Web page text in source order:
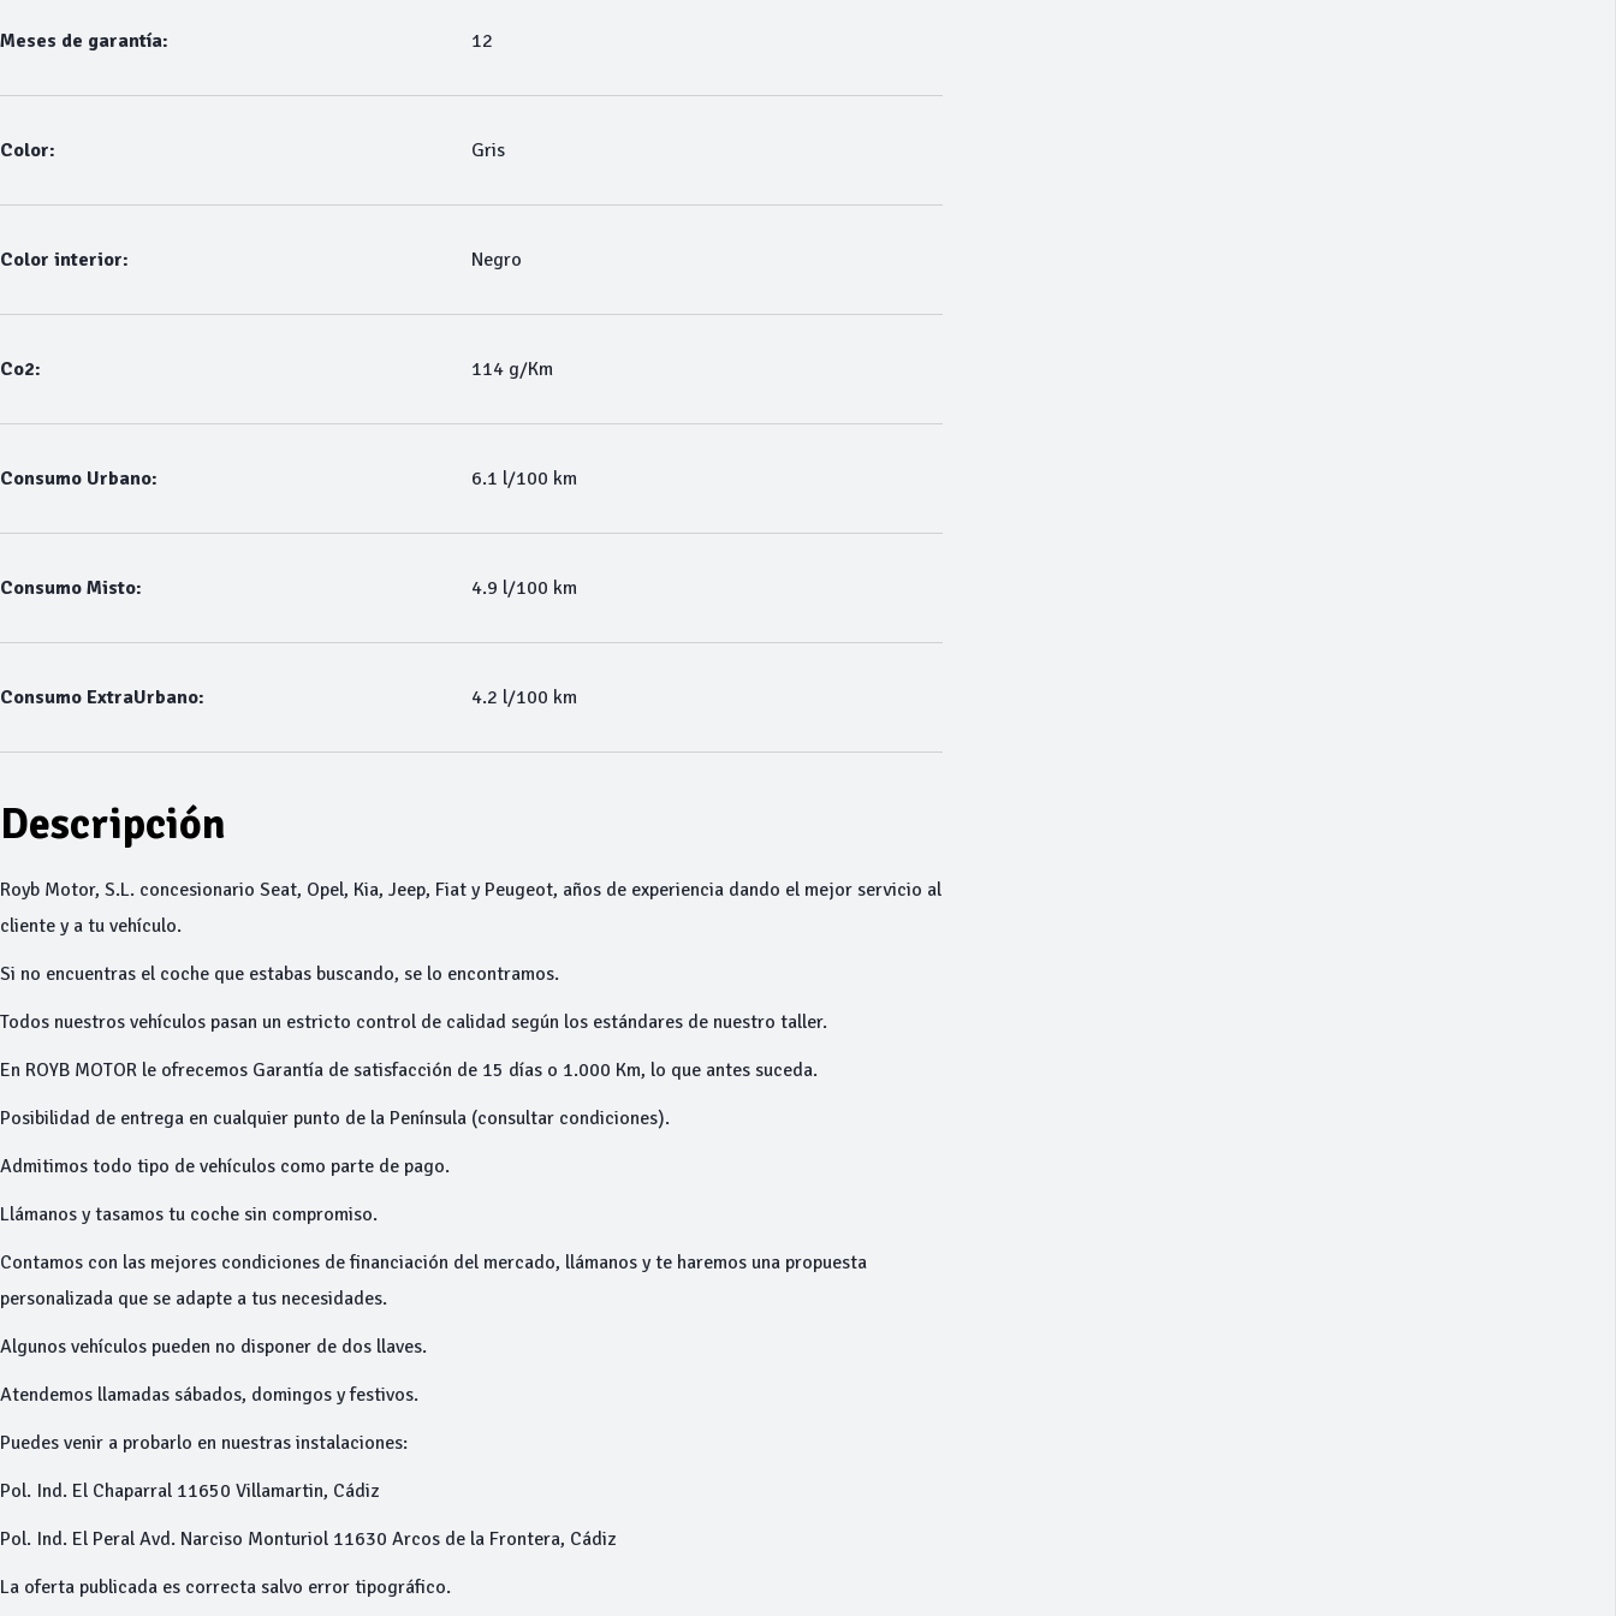
Meses de garantía: 12
Color: Gris
Color interior: Negro
Co2: 114 g/Km
Consumo Urbano: 6.1 l/100 km
Consumo Misto: 4.9 l/100 km
Consumo ExtraUrbano: 4.2 l/100 km
Descripción
Royb Motor, S.L. concesionario Seat, Opel, Kia, Jeep, Fiat y Peugeot, años de experiencia dando el mejor servicio al
cliente y a tu vehículo.
Si no encuentras el coche que estabas buscando, se lo encontramos.
Todos nuestros vehículos pasan un estricto control de calidad según los estándares de nuestro taller.
En ROYB MOTOR le ofrecemos Garantía de satisfacción de 15 días o 1.000 Km, lo que antes suceda.
Posibilidad de entrega en cualquier punto de la Península (consultar condiciones).
Admitimos todo tipo de vehículos como parte de pago.
Llámanos y tasamos tu coche sin compromiso.
Contamos con las mejores condiciones de financiación del mercado, llámanos y te haremos una propuesta
personalizada que se adapte a tus necesidades.
Algunos vehículos pueden no disponer de dos llaves.
Atendemos llamadas sábados, domingos y festivos.
Puedes venir a probarlo en nuestras instalaciones:
Pol. Ind. El Chaparral 11650 Villamartin, Cádiz
Pol. Ind. El Peral Avd. Narciso Monturiol 11630 Arcos de la Frontera, Cádiz
La oferta publicada es correcta salvo error tipográfico.